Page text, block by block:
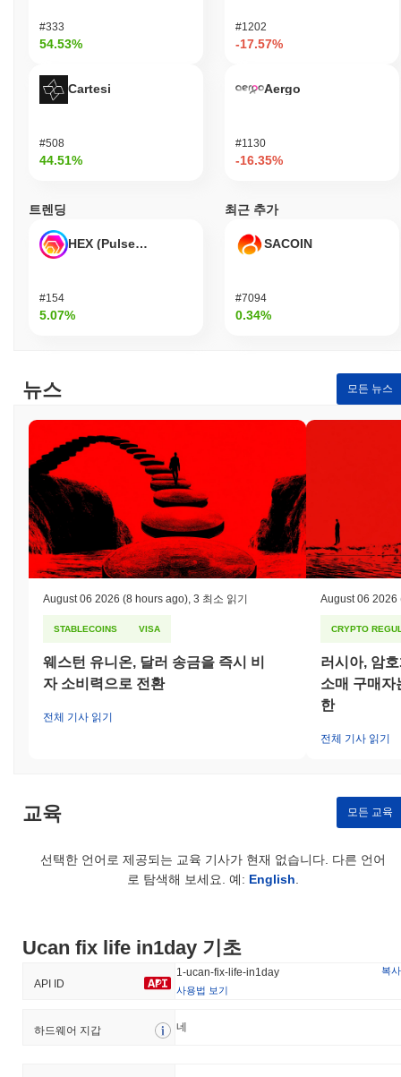
#333
54.53%
Cartesi
#508
44.51%
#1202
-17.57%
Aergo
#1130
-16.35%
트렌딩
HEX (Pulsechain)
#154
5.07%
최근 추가
SACOIN
#7094
0.34%
뉴스 모든 뉴스
August 06 2026 (8 hours ago) 3 최소 읽기
STABLECOINS VISA
웨스턴 유니온, 달러 송금을 즉시 비
자 소비력으로 전환
전체 기사 읽기
August 06 2026
CRYPTO
러시아, 암
소매 구매자
한
전체 기사 읽기
교육 모든 교육
선택한 언어로 제공되는 교육 기사가 현재 없습니다. 다른 언어
로 탐색해 보세요. 예: English
Ucan fix life in1day 기초
API ID
1-ucan-fix-life-in1day
복사
사용법 보기
하드웨어 지갑 네